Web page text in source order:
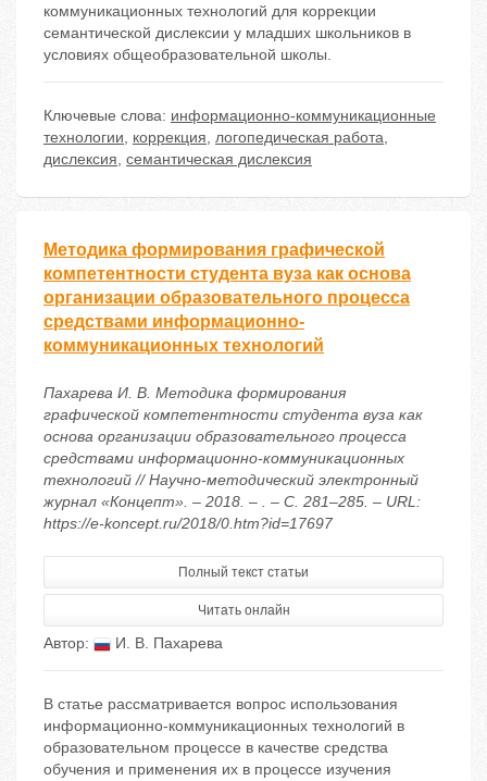
коммуникационных технологий для коррекции
семантической дислексии у младших школьников в
условиях общеобразовательной школы.
Ключевые слова: информационно-коммуникационные
технологии, коррекция, логопедическая работа,
дислексия, семантическая дислексия
Методика формирования графической
компетентности студента вуза как основа
организации образовательного процесса
средствами информационно-
коммуникационных технологий
Пахарева И. В. Методика формирования
графической компетентности студента вуза как
основа организации образовательного процесса
средствами информационно-коммуникационных
технологий // Научно-методический электронный
журнал «Концепт». – 2018. – . – С. 281–285. – URL:
https://e-koncept.ru/2018/0.htm?id=17697
Полный текст статьи
Читать онлайн
Автор: И. В. Пахарева
В статье рассматривается вопрос использования
информационно-коммуникационных технологий в
образовательном процессе в качестве средства
обучения и применения их в процессе изучения